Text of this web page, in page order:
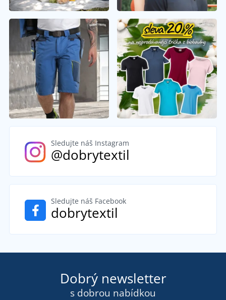
Sledujte náš Instagram
@dobrytextil
Sledujte náš Facebook
dobrytextil
Dobrý newsletter
s dobrou nabídkou